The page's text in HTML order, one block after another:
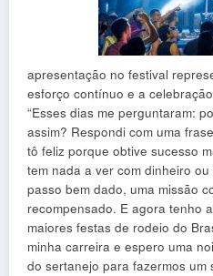
apresentação no festival
esforço contínuo e a
“Esses dias me perguntaram:
assim? Respondi com uma
tô feliz porque obtive sucesso
tem nada a ver com dinheiro
passo bem dado, uma missão
recompensado. E agora tenho
maiores festas de rodeio do
minha carreira e espero uma
do sertanejo para fazermos um